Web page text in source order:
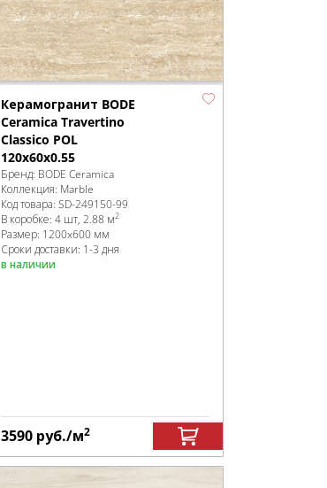
Керамогранит BODE
Ceramica Travertino
Classico POL
120x60x0.55
Бренд: BODE Ceramica
Коллекция: Marble
Код товара: SD-249150-99
В коробке: 4 шт, 2.88 м2
Размер: 1200x600 мм
Сроки доставки: 1-3 дня
в наличии
3590 руб./м2